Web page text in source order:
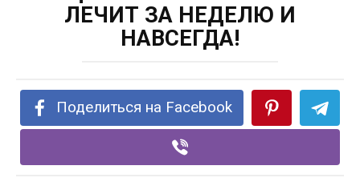
ЛЕЧИТ ЗА НЕДЕЛЮ И
НАВСЕГДА!
Поделиться на Facebook